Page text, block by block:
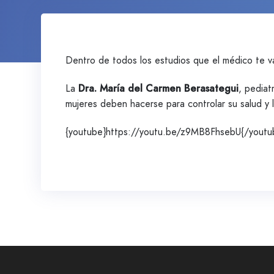
Dentro de todos los estudios que el médico te
La Dra. María del Carmen Berasategui,
mujeres deben hacerse para controlar su salud
{youtube}https://youtu.be/z9MB8FhsebU{/